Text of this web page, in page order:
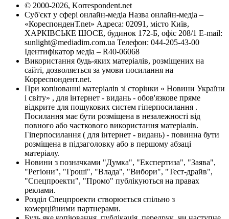
© 2000-2026, Korrespondent.net
Суб'єкт у сфері онлайн-медіа Назва онлайн-медіа –
«КореспонденТ.net» Адреса: 02091, місто Київ,
ХАРКІВСЬКЕ ШОСЕ, будинок 172-Б, офіс 208/1 E-mail:
sunlight@mediadim.com.ua Телефон: 044-205-43-00
Ідентифікатор медіа – R40-06068
Використання будь-яких матеріалів, розміщених на
сайті, дозволяється за умови посилання на
Корреспондент.net.
При копіюванні матеріалів зі сторінки « Новини України
і світу» , для інтернет - видань - обов'язкове пряме
відкрите для пошукових систем гіперпосилання .
Посилання має бути розміщена в незалежності від
повного або часткового використання матеріалів.
Гіперпосилання ( для інтернет - видань) - повинна бути
розміщена в підзаголовку або в першому абзаці
матеріалу.
Новини з позначками "Думка", "Експертиза", "Заява",
"Регіони", "Гроші", "Влада", "Вибори", "Тест-драйв",
"Спецпроекти", "Промо" публікуються на правах
реклами.
Розділ Спецпроекти створюється спільно з
комерційними партнерами.